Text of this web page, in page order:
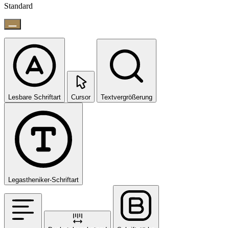
Standard
Lesbare Schriftart Cursor Textvergrößerung
Legastheniker-Schriftart